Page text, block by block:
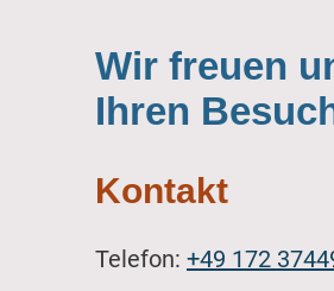
Wir freuen
Ihren
Kontakt
Telefon: +49 172